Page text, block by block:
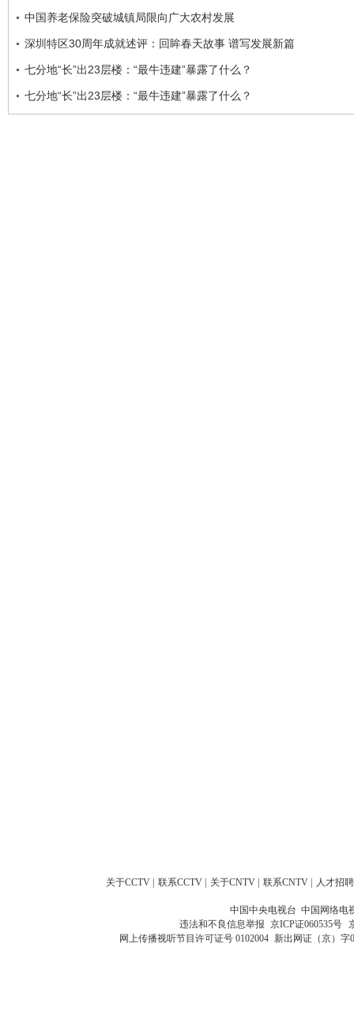
中国养老保险突破城镇局限向广大农村发展
深圳特区30周年成就述评：回眸春天故事 谱写发展新篇
七分地“长”出23层楼：“最牛违建”暴露了什么？
七分地“长”出23层楼：“最牛违建”暴露了什么？
关于CCTV 联系CCTV 关于CNTV 联系CNTV 人才招聘
中国中央电视台 中国网络电
违法和不良信息举报 京ICP证060535号
网上传播视听节目许可证号 0102004 新出网证（京）